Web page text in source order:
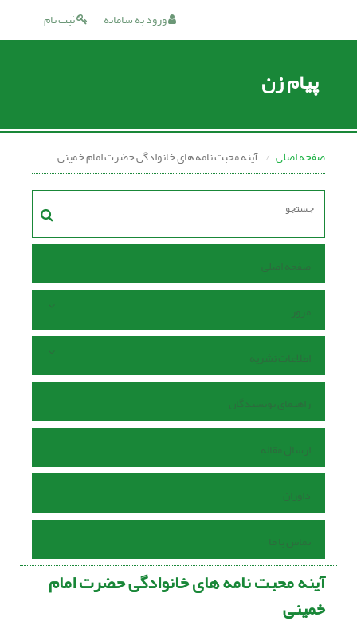
ثبت نام ورود به سامانه
پیام زن
صفحه اصلی آینه محبت نامه هاى خانوادگى حضرت امام خمینی
صفحه اصلی
مرور
اطلاعات نشریه
راهنمای نویسندگان
ارسال مقاله
داوران
تماس با ما
آینه محبت نامه هاى خانوادگى حضرت امام
خمینی